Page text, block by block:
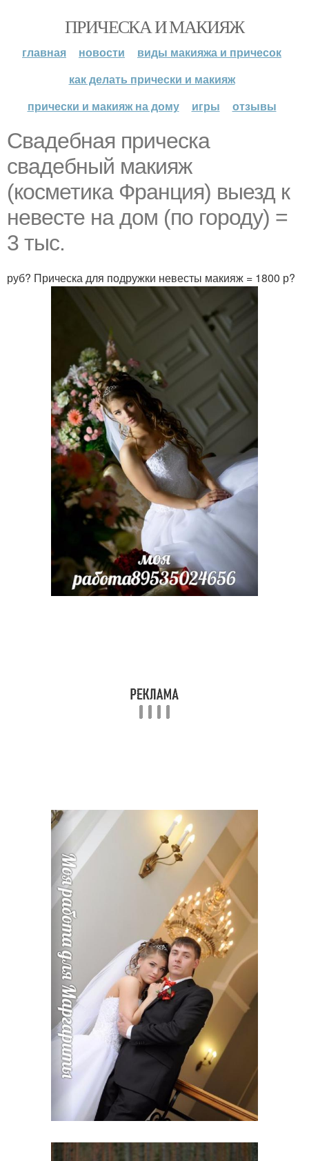
ПРИЧЕСКА И МАКИЯЖ
главная новости
виды макияжа и причесок
как делать прически и макияж
прически и макияж на дому
игры отзывы
Свадебная прическа
свадебный макияж
(косметика Франция) выезд к
невесте на дом (по городу) =
3 тыс.
руб? Прическа для подружки невесты макияж = 1800 р?